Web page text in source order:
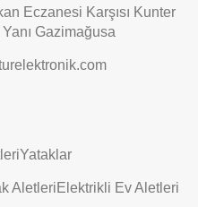
Eczanesi Karşısı Kunter
Gazimağusa
Yataklar
AletleriElektrikli Ev Aletleri